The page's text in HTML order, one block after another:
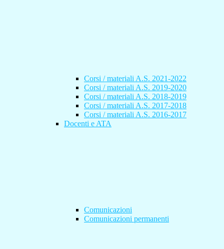
Corsi / materiali A.S. 2021-2022
Corsi / materiali A.S. 2019-2020
Corsi / materiali A.S. 2018-2019
Corsi / materiali A.S. 2017-2018
Corsi / materiali A.S. 2016-2017
Docenti e ATA
Comunicazioni
Comunicazioni permanenti